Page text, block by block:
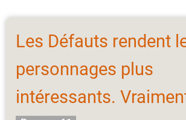
Les Défauts rendent
personnages plus
intéressants.